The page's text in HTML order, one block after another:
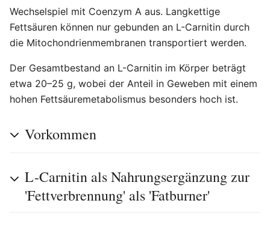
Wechselspiel mit Coenzym A aus. Langkettige
Fettsäuren können nur gebunden an L-Carnitin durch
die Mitochondrienmembranen transportiert werden.
Der Gesamtbestand an L-Carnitin im Körper beträgt
etwa 20–25 g, wobei der Anteil in Geweben mit einem
hohen Fettsäuremetabolismus besonders hoch ist.
Vorkommen
L-Carnitin als Nahrungsergänzung zur
'Fettverbrennung' als 'Fatburner'